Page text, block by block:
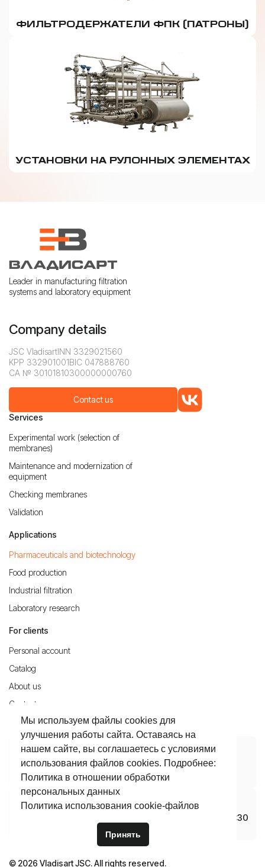
ФИЛЬТРОДЕРЖАТЕЛИ ФПК (ПАТРОНЫ)
УСТАНОВКИ НА РУЛОННЫХ ЭЛЕМЕНТАХ
Leader in manufacturing filtration
systems and laboratory equipment
Company details
JSC VladisartINN 3329021560
KPP 332901001BIC 047888760
CA № 30101810300000000760
Contact us
Services
Experimental work (selection of
membranes)
Maintenance and modernization of
equipment
Checking membranes
Validation
Applications
Pharmaceuticals and biotechnology
Food production
Industrial filtration
Laboratory research
For clients
Personal account
Catalog
About us
Contacts
Delivery and Payment
Phones
+7 4922 37-72-80
8 800 30 10 700
E-mail
info@vladisart.ru
Production, office, warehouse
Mon-Thu 08:30 – 17:30
© 2026 Vladisart JSC. All rights reserved.
Мы используем файлы cookies для
улучшения работы сайта. Оставаясь на
нашем сайте, вы соглашаетесь с условиями
использования файлов cookies. Подробнее:
Политика в отношении обработки
персональных данных
Политика использования сookie-файлов
Принять